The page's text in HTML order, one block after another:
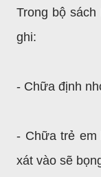
Trong bộ
ghi:
- Chữa định
- Chữa trẻ em
xát vào sẽ